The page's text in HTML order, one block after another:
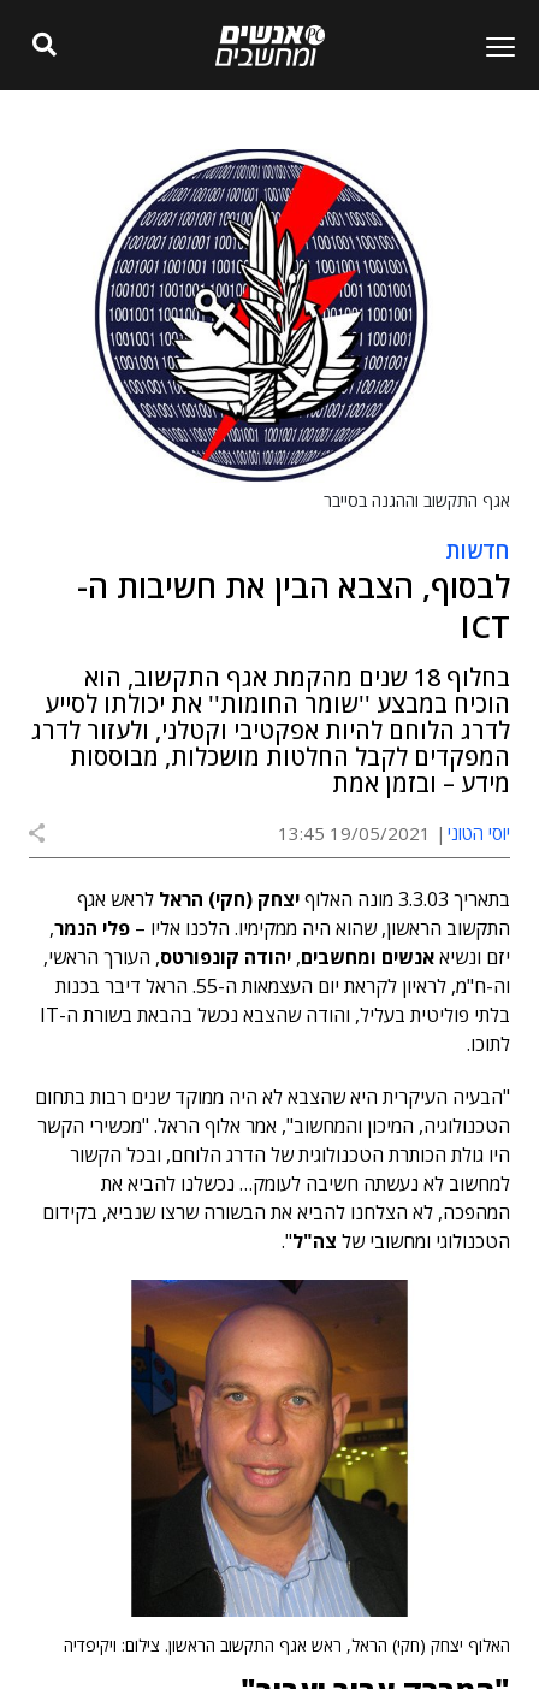
אגף התקשוב וההגנה בסייבר
חדשות
לבסוף, הצבא הבין את חשיבות ה-
ICT
בחלוף 18 שנים מהקמת אגף התקשוב, הוא
הוכיח במבצע ''שומר החומות'' את יכולתו לסייע
לדרג הלוחם להיות אפקטיבי וקטלני, ולעזור לדרג
המפקדים לקבל החלטות מושכלות, מבוססות
מידע – ובזמן אמת
יוסי הטוני 19/05/2021 13:45
בתאריך 3.3.03 מונה האלוף יצחק (חקי) הראל לראש אגף
התקשוב הראשון, שהוא היה ממקימיו. הלכנו אליו – פלי הנמר,
יזם ונשיאאנשים ומחשבים, יהודה קונפורטס, העורך הראשי,
וה-ח"מ, לראיון לקראת יום העצמאות ה-55. הראל דיבר בכנות
בלתי פוליטית בעליל, והודה שהצבא נכשל בהבאת בשורת ה-IT
לתוכו.
"הבעיה העיקרית היא שהצבא לא היה ממוקד שנים רבות בתחום
הטכנולוגיה, המיכון והמחשוב", אמר אלוף הראל. "מכשירי הקשר
היו גולת הכותרת הטכנולוגית של הדרג הלוחם, ובכל הקשור
למחשוב לא נעשתה חשיבה לעומק… נכשלנו להביא את
המהפכה, לא הצלחנו להביא את הבשורה שרצו שנביא, בקידום
הטכנולוגי ומחשובי של צה"ל".
האלוף יצחק (חקי) הראל, ראש אגף התקשוב הראשון. צילום: ויקיפדיה